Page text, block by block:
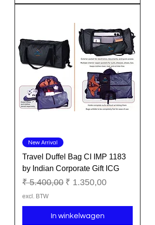
New Arrival
Travel Duffel Bag CI IMP 1183
by Indian Corporate Gift ICG
Normale prijs
₹ 5.400,00 Verkoopprijs
₹ 1.350,00
excl. BTW
In winkelwagen